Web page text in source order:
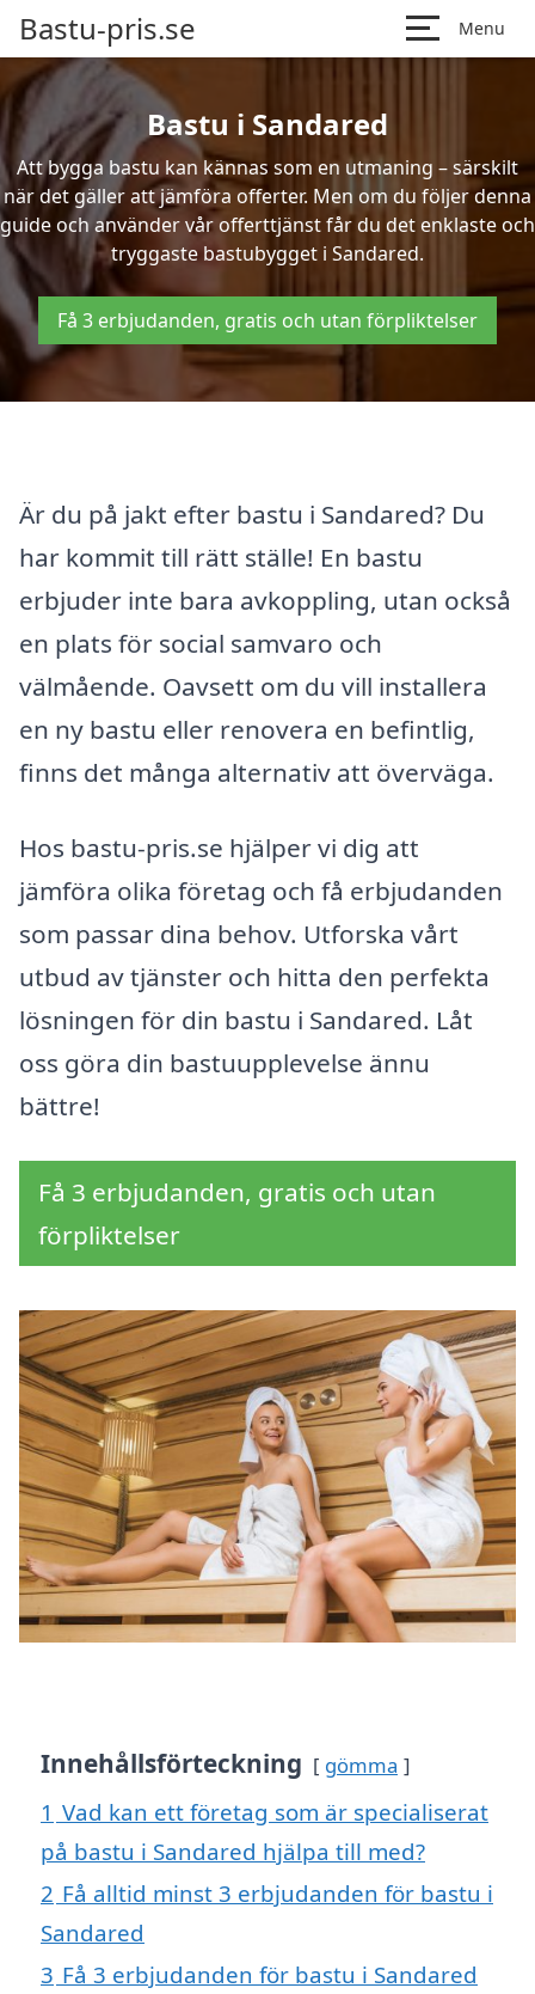
Bastu-pris.se Menu
Bastu i Sandared
Att bygga bastu kan kännas som en utmaning – särskilt
när det gäller att jämföra offerter. Men om du följer denna
guide och använder vår offerttjänst får du det enklaste och
tryggaste bastubygget i Sandared.
Få 3 erbjudanden, gratis och utan förpliktelser
Är du på jakt efter bastu i Sandared? Du
har kommit till rätt ställe! En bastu
erbjuder inte bara avkoppling, utan också
en plats för social samvaro och
välmående. Oavsett om du vill installera
en ny bastu eller renovera en befintlig,
finns det många alternativ att överväga.
Hos bastu-pris.se hjälper vi dig att
jämföra olika företag och få erbjudanden
som passar dina behov. Utforska vårt
utbud av tjänster och hitta den perfekta
lösningen för din bastu i Sandared. Låt
oss göra din bastuupplevelse ännu
bättre!
Få 3 erbjudanden, gratis och utan
förpliktelser
Innehållsförteckning gömma
1 Vad kan ett företag som är specialiserat
på bastu i Sandared hjälpa till med?
2 Få alltid minst 3 erbjudanden för bastu i
Sandared
3 Få 3 erbjudanden för bastu i Sandared